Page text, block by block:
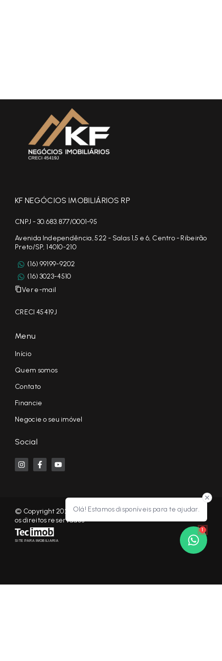
Olá! Estamos disponíveis para te ajudar.
1
KF NEGÓCIOS IMOBILIÁRIOS RP
CNPJ - 30.683.877/0001-95
Avenida Independência, 522 - Salas 1,5 e 6, Centro - Ribeirão
Preto/SP, 14010-210
(16) 99199-9202
(16) 3023-4510
Ver e-mail
CRECI 45419J
Menu
Início
Quem somos
Contato
Financie
Negocie o seu imóvel
Social
© Copyright 2026 - KF NEGÓCIOS IMOBILIÁRIOS RP - Todos
os direitos reservados
SITE PARA IMOBILIARIA